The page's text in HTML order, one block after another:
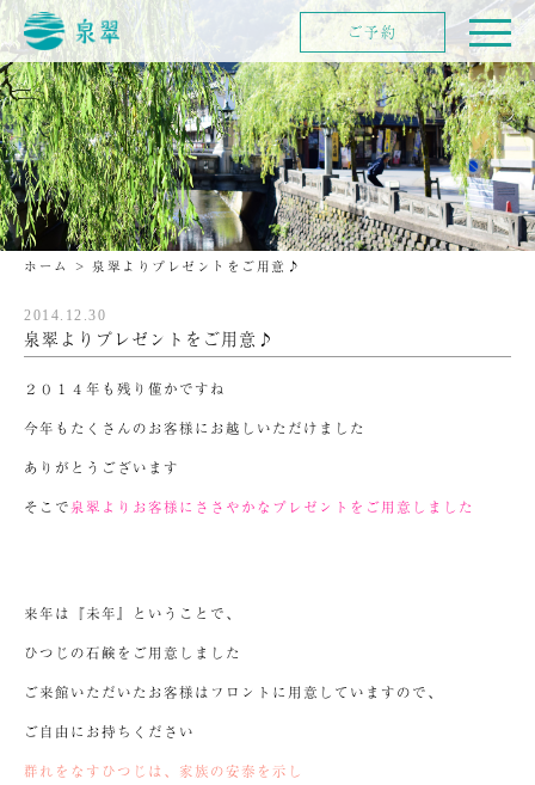
ホーム > 泉翠よりプレゼントをご用意♪
2014.12.30
泉翠よりプレゼントをご用意♪
２０１４年も残り僅かですね
今年もたくさんのお客様にお越しいただけました
ありがとうございます
そこで泉翠よりお客様にささやかなプレゼントをご用意しました
来年は『未年』ということで、
ひつじの石鹸をご用意しました
ご来館いただいたお客様はフロントに用意していますので、
ご自由にお持ちください
群れをなすひつじは、家族の安泰を示し
ご予約